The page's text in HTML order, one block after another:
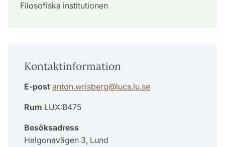
Filosofiska institutionen
Kontaktinformation
E-post anton.wrisberg@lucs.lu.se
Rum LUX:B475
Besöksadress
Helgonavägen 3, Lund